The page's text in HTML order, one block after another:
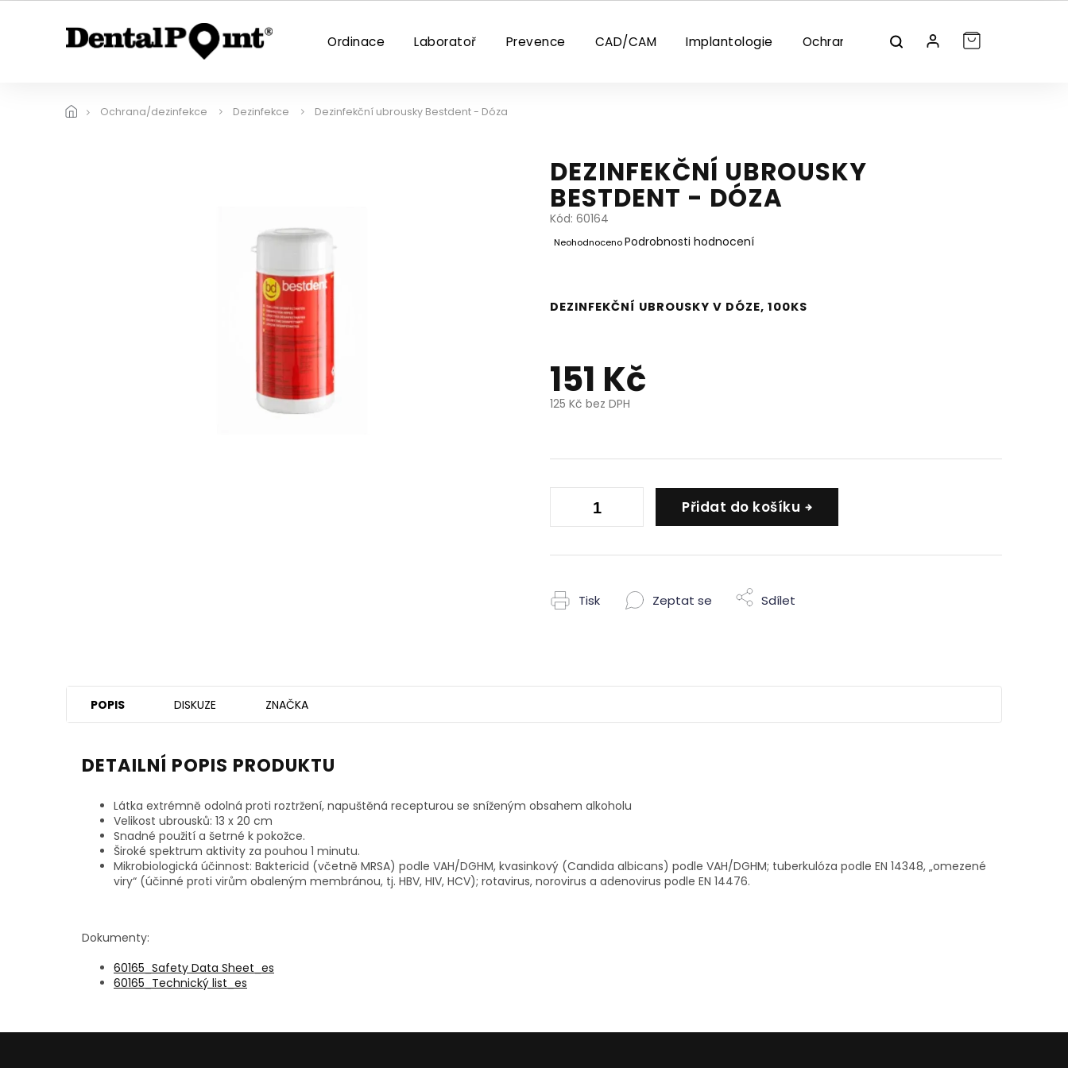
Ordinace Laboratoř Prevence CAD/CAM Implantologie Ochrana/dezinfekce Značky
Ochrana/dezinfekce Dezinfekce Dezinfekční ubrousky Bestdent - Dóza
DEZINFEKČNÍ UBROUSKY
BESTDENT - DÓZA
Kód: 60164
Průměrné
0,0
NeohodnocenoPodrobnosti hodnocení
151 Kč
125 Kč bez DPH
Přidat do košíku
DEZINFEKČNÍ UBROUSKY V DÓZE, 100KS
Tisk Zeptat se Sdílet
POPIS DISKUZE ZNAČKA
DETAILNÍ POPIS PRODUKTU
Látka extrémně odolná proti roztržení, napuštěná recepturou se sníženým obsahem alkoholu
Velikost ubrousků: 13 x 20 cm
Snadné použití a šetrné k pokožce.
Široké spektrum aktivity za pouhou 1 minutu.
Mikrobiologická účinnost: Baktericid (včetně MRSA) podle VAH/DGHM, kvasinkový (Candida albicans) podle VAH/DGHM; tuberkulóza podle EN 14348, „omezené
viry“ (účinné proti virům obaleným membránou, tj. HBV, HIV, HCV); rotavirus, norovirus a adenovirus podle EN 14476.
Dokumenty:
60165_Safety Data Sheet_es
60165_Technický list_es